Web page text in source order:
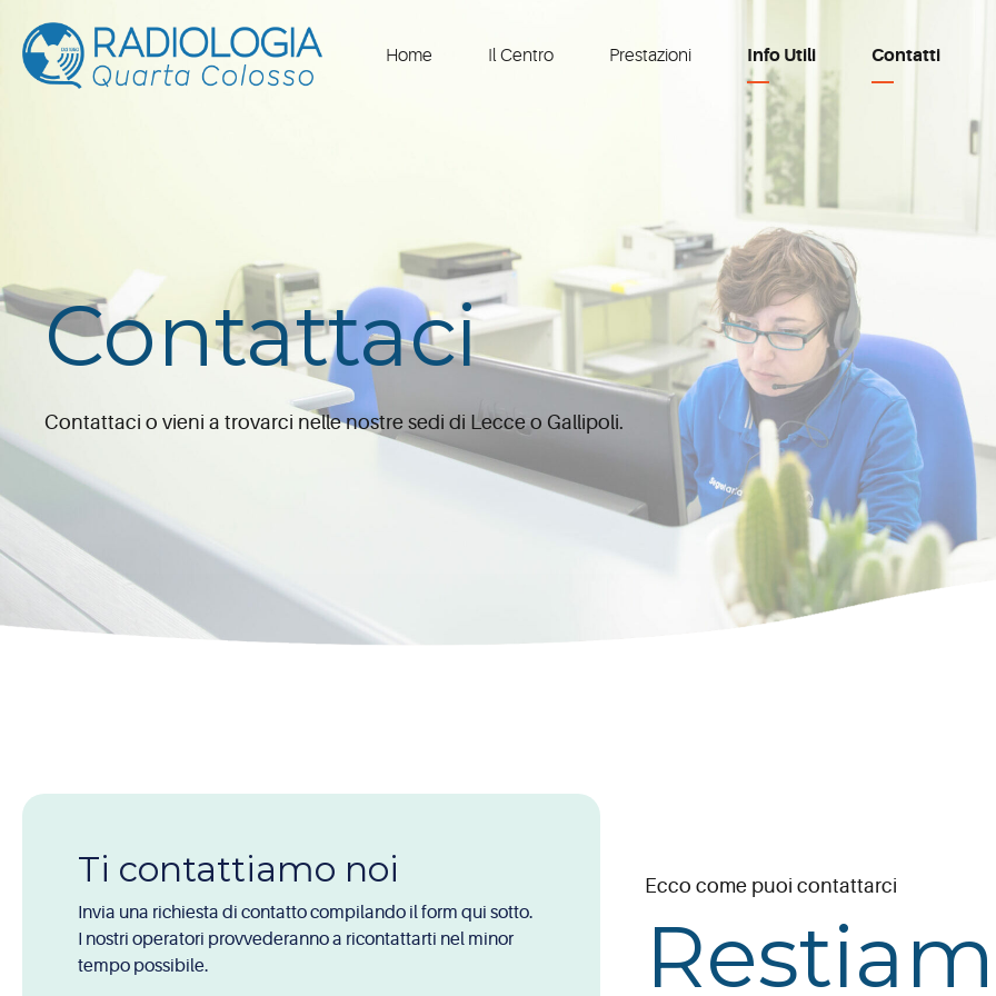
content
Home Il Centro Prestazioni Info Utili Contatti
Contattaci
Contattaci o vieni a trovarci nelle nostre sedi di Lecce o Gallipoli.
Ti contattiamo noi
Invia una richiesta di contatto compilando il form qui sotto.
I nostri operatori provvederanno a ricontattarti nel minor
tempo possibile.
Ecco come puoi contattarci